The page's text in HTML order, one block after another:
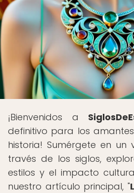
¡Bienvenidos a
definitivo para los
historia! Sumérgete en un
través de los siglos,
estilos y el impacto
nuestro artículo principal, "